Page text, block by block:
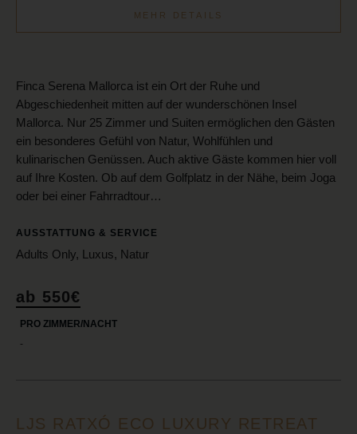
MEHR DETAILS
Finca Serena Mallorca ist ein Ort der Ruhe und
Abgeschiedenheit mitten auf der wunderschönen Insel
Mallorca. Nur 25 Zimmer und Suiten ermöglichen den Gästen
ein besonderes Gefühl von Natur, Wohlfühlen und
kulinarischen Genüssen. Auch aktive Gäste kommen hier voll
auf Ihre Kosten. Ob auf dem Golfplatz in der Nähe, beim Joga
oder bei einer Fahrradtour…
AUSSTATTUNG & SERVICE
Adults Only, Luxus, Natur
ab 550€
PRO ZIMMER/NACHT
-
LJS RATXÓ ECO LUXURY RETREAT